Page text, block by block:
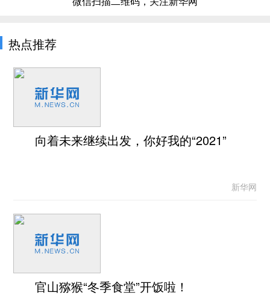
热点推荐
向着未来继续出发，你好我的“2021”
新华网
官山猕猴“冬季食堂”开饭啦！